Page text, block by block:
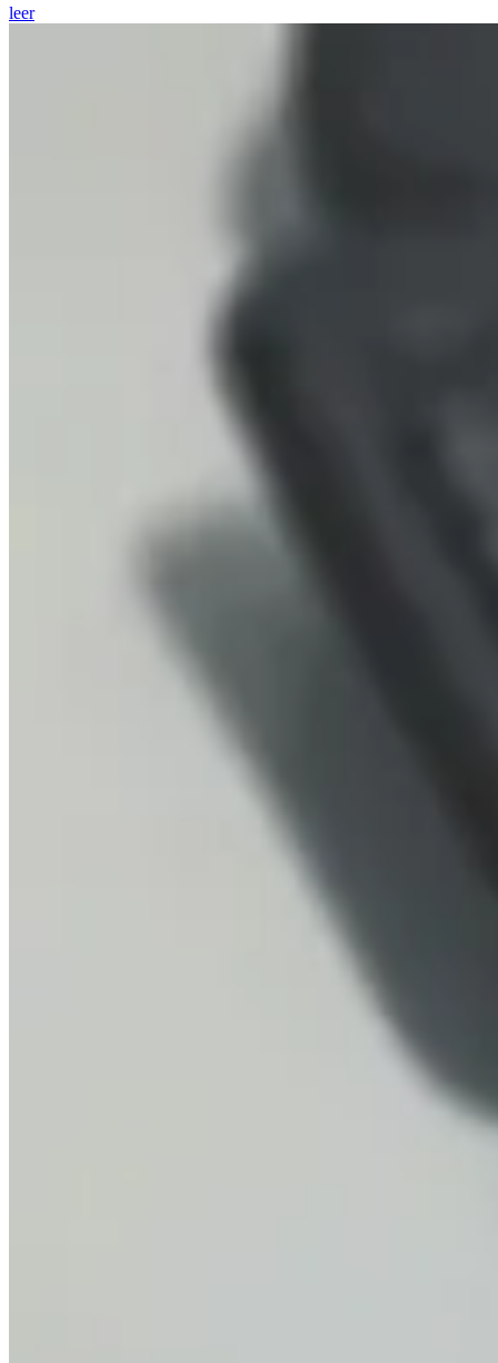
leer